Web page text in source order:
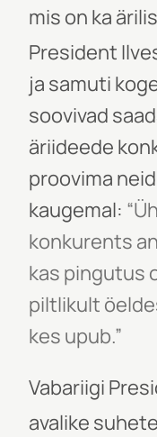
mis on ka
President
ja samuti
soovivad
äriideede
proovima
kaugemal:
konkurents
kas pingutus
piltlikult
kes upub.”
Vabariigi
avalike